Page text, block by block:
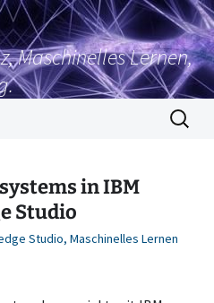
Maschinelles Lernen,
Suchen
nach:
in IBM
Studio
Studio, Maschinelles Lernen